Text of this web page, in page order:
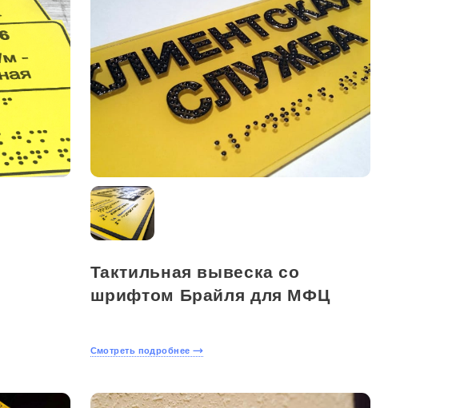
Тактильная вывеска со
шрифтом Брайля для МФЦ
Смотреть подробнее